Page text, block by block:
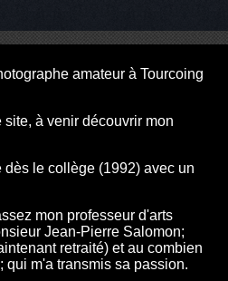
amateur à Tourcoing
à venir découvrir mon
le collège (1992) avec un
mon professeur d'arts
Jean-Pierre Salomon;
retraité) et au combien
qui m'a transmis sa passion.